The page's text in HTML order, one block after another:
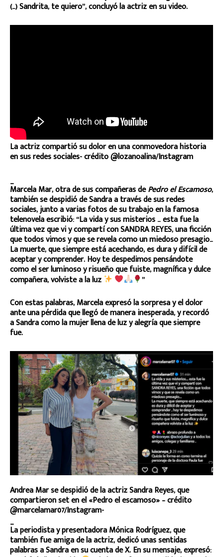
(…) Sandrita, te quiero”, concluyó la actriz en su video.
La actriz compartió su dolor en una conmovedora historia
en sus redes sociales- crédito @lozanoalina/Instagram
_
Marcela Mar, otra de sus compañeras dePedro el Escamoso,
también se despidió de Sandra a través de sus redes
sociales, junto a varias fotos de su trabajo en la famosa
telenovela escribió: “La vida y sus misterios … esta fue la
última vez que vi y compartí con SANDRA REYES, una ficción
que todos vimos y que se revela como un miedoso presagio…
La muerte, que siempre está acechando, es dura y difícil de
aceptar y comprender. Hoy te despedimos pensándote
como el ser luminoso y risueño que fuiste, magnífica y dulce
compañera, volviste a la luz
”
Con estas palabras, Marcela expresó la sorpresa y el dolor
ante una pérdida que llegó de manera inesperada, y recordó
a Sandra como la mujer llena de luz y alegría que siempre
fue.
Andrea Mar se despidió de la actriz Sandra Reyes, que
compartieron set en el «Pedro el escamoso» – crédito
@marcelamar07/Instagram-
_
La periodista y presentadora Mónica Rodríguez, que
también fue amiga de la actriz, dedicó unas sentidas
palabras a Sandra en su cuenta de X. En su mensaje, expresó: